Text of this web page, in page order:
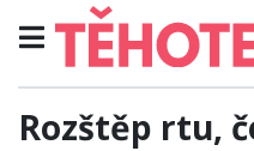
Rozštěp rtu,